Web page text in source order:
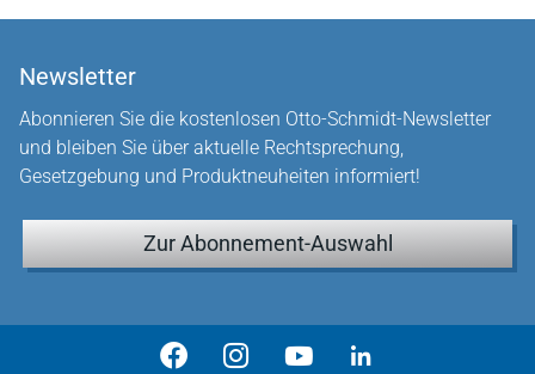
Newsletter
Abonnieren Sie die kostenlosen Otto-Schmidt-Newsletter
und bleiben Sie über aktuelle Rechtsprechung,
Gesetzgebung und Produktneuheiten informiert!
Zur Abonnement-Auswahl